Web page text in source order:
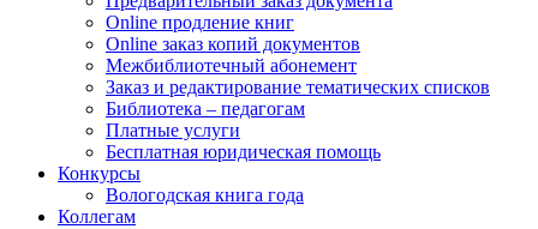
Online продление книг
Online заказ копий документов
Межбиблиотечный абонемент
Заказ и редактирование тематических списков
Библиотека – педагогам
Платные услуги
Бесплатная юридическая помощь
Конкурсы
Вологодская книга года
Коллегам